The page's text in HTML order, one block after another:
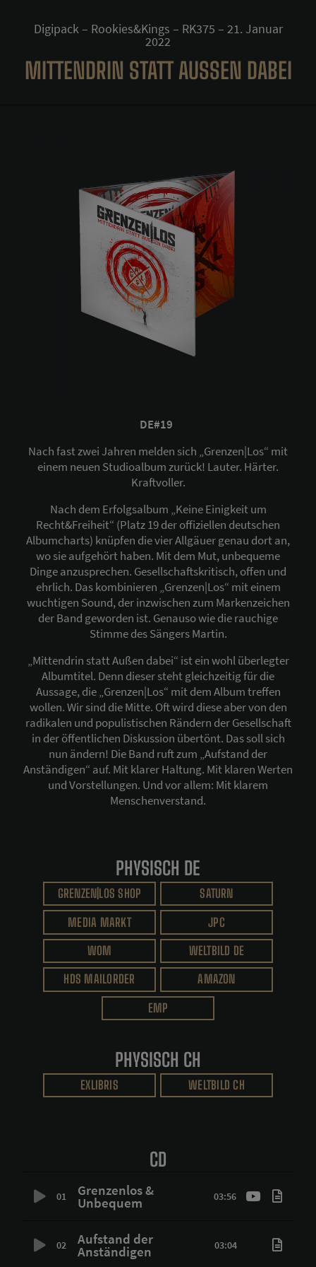
Digipack – Rookies&Kings – RK375 – 21. Januar
2022
MITTENDRIN STATT AUSSEN DABEI
DE#19
Nach fast zwei Jahren melden sich „Grenzen|Los“ mit
einem neuen Studioalbum zurück! Lauter. Härter.
Kraftvoller.
Nach dem Erfolgsalbum „Keine Einigkeit um
Recht&Freiheit“ (Platz 19 der offiziellen deutschen
Albumcharts) knüpfen die vier Allgäuer genau dort an,
wo sie aufgehört haben. Mit dem Mut, unbequeme
Dinge anzusprechen. Gesellschaftskritisch, offen und
ehrlich. Das kombinieren „Grenzen|Los“ mit einem
wuchtigen Sound, der inzwischen zum Markenzeichen
der Band geworden ist. Genauso wie die rauchige
Stimme des Sängers Martin.
„Mittendrin statt Außen dabei“ ist ein wohl überlegter
Albumtitel. Denn dieser steht gleichzeitig für die
Aussage, die „Grenzen|Los“ mit dem Album treffen
wollen. Wir sind die Mitte. Oft wird diese aber von den
radikalen und populistischen Rändern der Gesellschaft
in der öffentlichen Diskussion übertönt. Das soll sich
nun ändern! Die Band ruft zum „Aufstand der
Anständigen“ auf. Mit klarer Haltung. Mit klaren Werten
und Vorstellungen. Und vor allem: Mit klarem
Menschenverstand.
PHYSISCH DE
GRENZEN|LOS SHOP
SATURN
MEDIA MARKT
JPC
WOM
WELTBILD DE
HDS MAILORDER
AMAZON
EMP
PHYSISCH CH
EXLIBRIS WELTBILD CH
CD
01 Grenzenlos &
Unbequem 03:56
02 Aufstand der
Anständigen 03:04